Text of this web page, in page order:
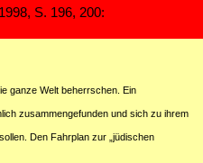
S. 196, 200:
ganze Welt beherrschen. Ein
zusammengefunden und sich zu ihrem
Den Fahrplan zur „jüdischen